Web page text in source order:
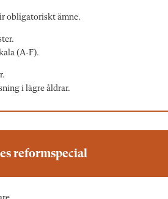
obligatoriskt ämne.
(A-F).
i lägre åldrar.
reformspecial